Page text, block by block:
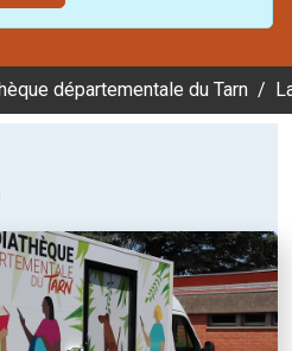
départementale du Tarn